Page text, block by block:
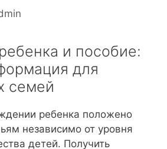
и пособие:
для
семей
ребенка положено
независимо от уровня
детей. Получить